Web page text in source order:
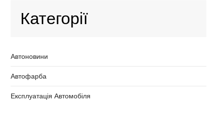
Категорії
Автоновини
Автофарба
Експлуатація Автомобіля